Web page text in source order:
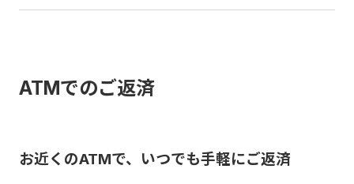
ATMでのご返済
お近くのATMで、いつでも手軽にご返済